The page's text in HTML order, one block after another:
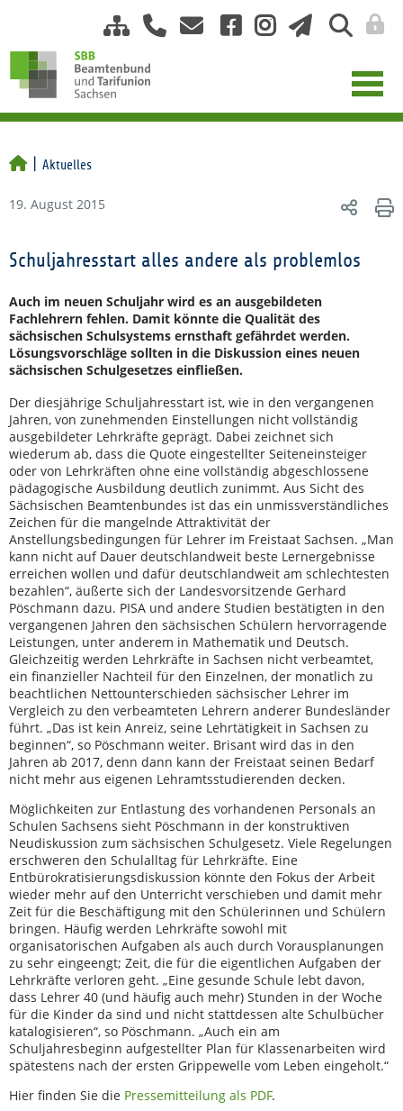
Aktuelles
19. August 2015
Schuljahresstart alles andere als problemlos
Auch im neuen Schuljahr wird es an ausgebildeten
Fachlehrern fehlen. Damit könnte die Qualität des
sächsischen Schulsystems ernsthaft gefährdet werden.
Lösungsvorschläge sollten in die Diskussion eines neuen
sächsischen Schulgesetzes einfließen.
Der diesjährige Schuljahresstart ist, wie in den vergangenen
Jahren, von zunehmenden Einstellungen nicht vollständig
ausgebildeter Lehrkräfte geprägt. Dabei zeichnet sich
wiederum ab, dass die Quote eingestellter Seiteneinsteiger
oder von Lehrkräften ohne eine vollständig abgeschlossene
pädagogische Ausbildung deutlich zunimmt. Aus Sicht des
Sächsischen Beamtenbundes ist das ein unmissverständliches
Zeichen für die mangelnde Attraktivität der
Anstellungsbedingungen für Lehrer im Freistaat Sachsen. „Man
kann nicht auf Dauer deutschlandweit beste Lernergebnisse
erreichen wollen und dafür deutschlandweit am schlechtesten
bezahlen“, äußerte sich der Landesvorsitzende Gerhard
Pöschmann dazu. PISA und andere Studien bestätigten in den
vergangenen Jahren den sächsischen Schülern hervorragende
Leistungen, unter anderem in Mathematik und Deutsch.
Gleichzeitig werden Lehrkräfte in Sachsen nicht verbeamtet,
ein finanzieller Nachteil für den Einzelnen, der monatlich zu
beachtlichen Nettounterschieden sächsischer Lehrer im
Vergleich zu den verbeamteten Lehrern anderer Bundesländer
führt. „Das ist kein Anreiz, seine Lehrtätigkeit in Sachsen zu
beginnen“, so Pöschmann weiter. Brisant wird das in den
Jahren ab 2017, denn dann kann der Freistaat seinen Bedarf
nicht mehr aus eigenen Lehramtsstudierenden decken.
Möglichkeiten zur Entlastung des vorhandenen Personals an
Schulen Sachsens sieht Pöschmann in der konstruktiven
Neudiskussion zum sächsischen Schulgesetz. Viele Regelungen
erschweren den Schulalltag für Lehrkräfte. Eine
Entbürokratisierungsdiskussion könnte den Fokus der Arbeit
wieder mehr auf den Unterricht verschieben und damit mehr
Zeit für die Beschäftigung mit den Schülerinnen und Schülern
bringen. Häufig werden Lehrkräfte sowohl mit
organisatorischen Aufgaben als auch durch Vorausplanungen
zu sehr eingeengt; Zeit, die für die eigentlichen Aufgaben der
Lehrkräfte verloren geht. „Eine gesunde Schule lebt davon,
dass Lehrer 40 (und häufig auch mehr) Stunden in der Woche
für die Kinder da sind und nicht stattdessen alte Schulbücher
katalogisieren“, so Pöschmann. „Auch ein am
Schuljahresbeginn aufgestellter Plan für Klassenarbeiten wird
spätestens nach der ersten Grippewelle vom Leben eingeholt.“
Hier finden Sie die Pressemitteilung als PDF.